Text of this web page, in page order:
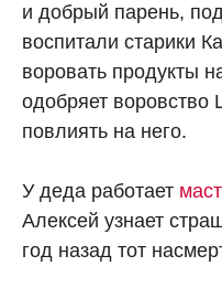
и добрый парень,
воспитали старики
воровать продукты
одобряет воровство
повлиять на него.
У деда работает
Алексей узнает
год назад тот